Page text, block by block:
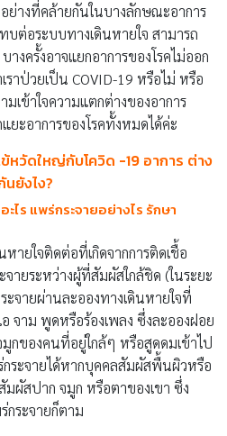
ย่างที่คล้ายกันในบางลักษณะอาการ
บต่อระบบทางเดินหายใจ สามารถ
างครั้งอาจแยกอาการของโรคไม่ออก
ราป่วยเป็น COVID-19 หรือไม่ หรือ
เข้าใจความแตกต่างของอาการ
ยะอาการของโรคทั้งหมดได้ค่ะ
หวัดใหญ่กับโควิด -19 อาการ ต่าง
นยังไง?
ไร แพร่กระจายอย่างไร รักษา
ายใจติดต่อที่เกิดจากการติดเชื้อ
จายระหว่างผู้ที่สัมผัสใกล้ชิด (ในระยะ
ะจายผ่านละอองทางเดินหายใจที่
จาม พูดหรือร้องเพลง ซึ่งละอองฝอย
กของคนที่อยู่ใกล้ๆ หรือสูดดมเข้าไป
กระจายได้หากบุคคลสัมผัสพื้นผิวหรือ
ผัสปาก จมูก หรือตาของเขา ซึ่ง
กระจายก็ตาม